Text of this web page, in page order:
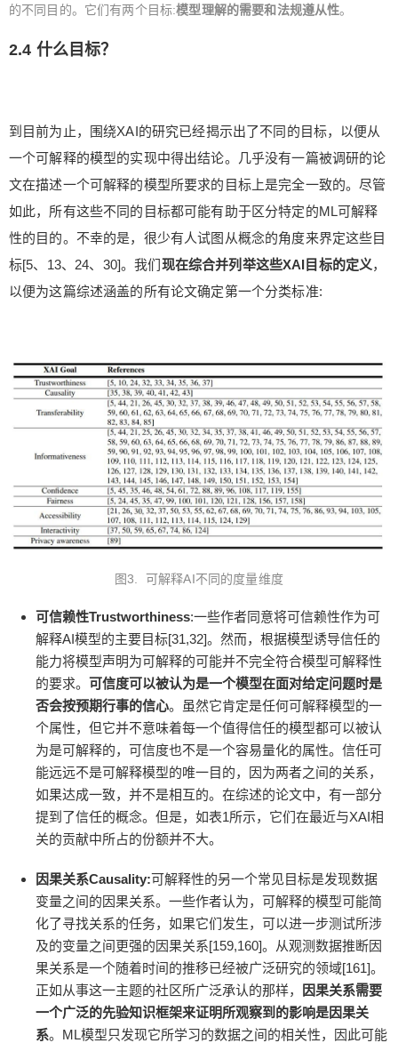
的不同目的。它们有两个目标:模型理解的需要和法规遵从性。
2.4 什么目标？
到目前为止，围绕XAI的研究已经揭示出了不同的目标，以便从
一个可解释的模型的实现中得出结论。几乎没有一篇被调研的论
文在描述一个可解释的模型所要求的目标上是完全一致的。尽管
如此，所有这些不同的目标都可能有助于区分特定的ML可解释
性的目的。不幸的是，很少有人试图从概念的角度来界定这些目
标[5、13、24、30]。我们现在综合并列举这些XAI目标的定义，
以便为这篇综述涵盖的所有论文确定第一个分类标准:
图3. 可解释AI不同的度量维度
可信赖性Trustworthiness:一些作者同意将可信赖性作为可
解释AI模型的主要目标[31,32]。然而，根据模型诱导信任的
能力将模型声明为可解释的可能并不完全符合模型可解释性
的要求。 可信度可以被认为是一个模型在面对给定问题时是
否会按预期行事的信心。虽然它肯定是任何可解释模型的一
个属性，但它并不意味着每一个值得信任的模型都可以被认
为是可解释的，可信度也不是一个容易量化的属性。信任可
能远远不是可解释模型的唯一目的，因为两者之间的关系，
如果达成一致，并不是相互的。在综述的论文中，有一部分
提到了信任的概念。但是，如表1所示，它们在最近与XAI相
关的贡献中所占的份额并不大。
因果关系Causality:可解释性的另一个常见目标是发现数据
变量之间的因果关系。一些作者认为，可解释的模型可能简
化了寻找关系的任务，如果它们发生，可以进一步测试所涉
及的变量之间更强的因果关系[159,160]。从观测数据推断因
果关系是一个随着时间的推移已经被广泛研究的领域[161]。
正如从事这一主题的社区所广泛承认的那样，
因果关系需要
一个广泛的先验知识框架来证明所观察到的影响是因果关
系。ML模型只发现它所学习的数据之间的相关性，因此可能
立刻支付